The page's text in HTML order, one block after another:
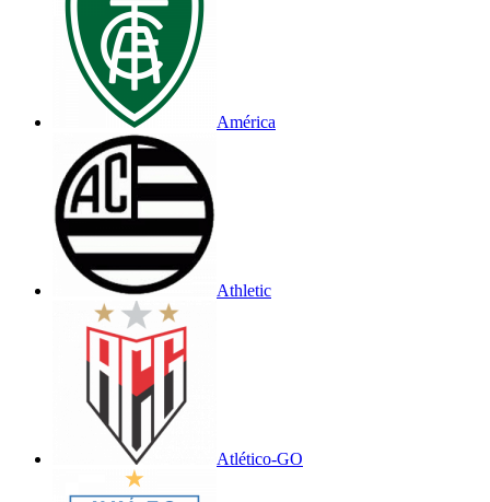
América
Athletic
Atlético-GO